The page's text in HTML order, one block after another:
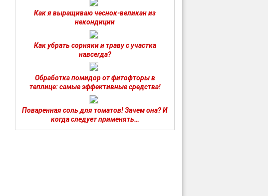
Как я выращиваю чеснок-великан из
некондиции
Как убрать сорняки и траву с участка
навсегда?
Обработка помидор от фитофторы в
теплице: самые эффективные средства!
Поваренная соль для томатов! Зачем она? И
когда следует применять…